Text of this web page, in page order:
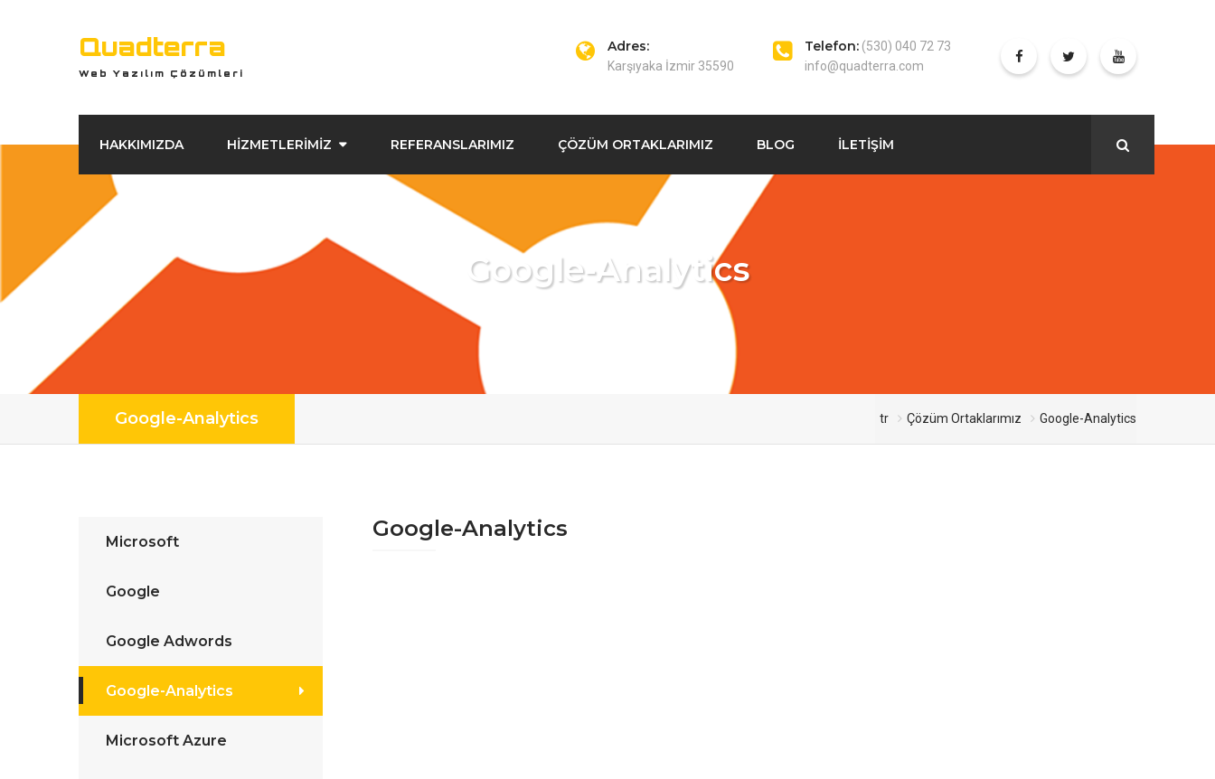
Quadterra
Web Yazılım Çözümleri
Adres:
Karşıyaka İzmir 35590
Telefon: (530) 040 72 73
info@quadterra.com
HAKKIMIZDA HİZMETLERİMİZ REFERANSLARIMIZ ÇÖZÜM ORTAKLARIMIZ BLOG İLETİŞİM
Google-Analytics
Google-Analytics tr Çözüm Ortaklarımız Google-Analytics
Google-Analytics
Microsoft
Google
Google Adwords
Google-Analytics
Microsoft Azure